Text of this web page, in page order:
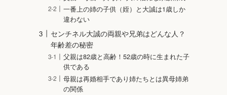
一番上の姉の子供（姪）と大誠は1歳しか
違わない
センチネル大誠の両親や兄弟はどんな人？
年齢差の秘密
父親は82歳と高齢！52歳の時に生まれた子
供である
母親は再婚相手であり姉たちとは異母姉弟
の関係